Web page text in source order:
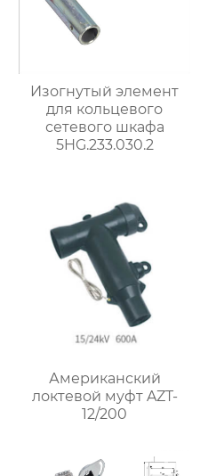
Изогнутый элемент
для кольцевого
сетевого шкафа
5HG.233.030.2
Американский
локтевой муфт AZT-
12/200